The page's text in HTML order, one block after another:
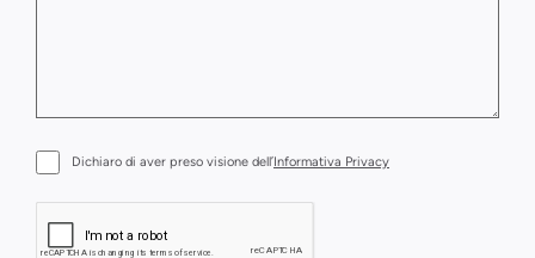
Dichiaro di aver preso visione dell’Informativa Privacy